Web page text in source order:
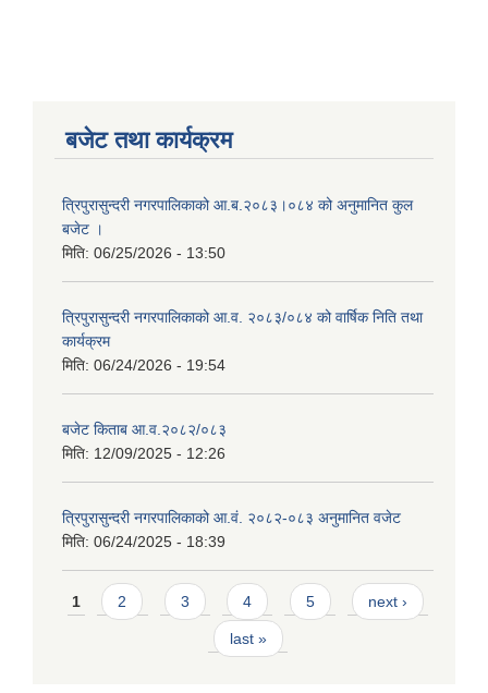
बजेट तथा कार्यक्रम
त्रिपुरासुन्दरी नगरपालिकाको आ.ब.२०८३।०८४ को अनुमानित कुल
बजेट ।
मिति: 06/25/2026 - 13:50
त्रिपुरासुन्दरी नगरपालिकाको आ.व. २०८३/०८४ को वार्षिक निति तथा
कार्यक्रम
मिति: 06/24/2026 - 19:54
बजेट किताब आ.व.२०८२/०८३
मिति: 12/09/2025 - 12:26
त्रिपुरासुन्दरी नगरपालिकाको आ.वं. २०८२-०८३ अनुमानित वजेट
मिति: 06/24/2025 - 18:39
Pages
1 2 3 4 5 next ›
last »